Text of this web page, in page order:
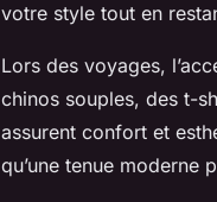
votre style tout en
Lors des voyages,
chinos souples, des t-
assurent confort et
qu’une tenue